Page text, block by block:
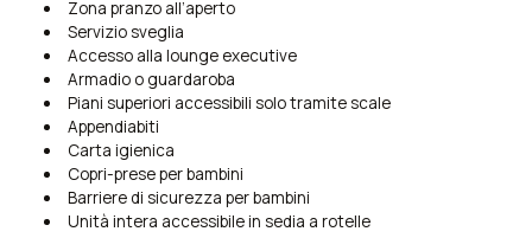
Zona pranzo all’aperto
Servizio sveglia
Accesso alla lounge executive
Armadio o guardaroba
Piani superiori accessibili solo tramite scale
Appendiabiti
Carta igienica
Copri-prese per bambini
Barriere di sicurezza per bambini
Unità intera accessibile in sedia a rotelle